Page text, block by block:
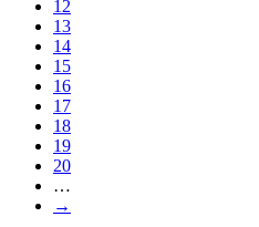
12
13
14
15
16
17
18
19
20
…
→